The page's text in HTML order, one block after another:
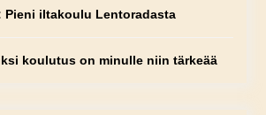
Pieni iltakoulu Lentoradasta
koulutus on minulle niin tärkeää